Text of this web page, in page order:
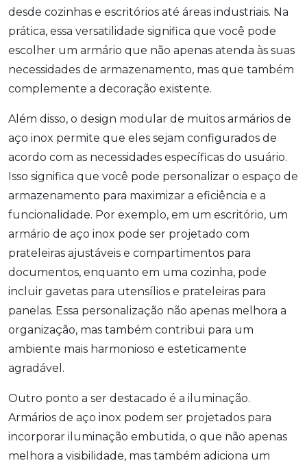
desde cozinhas e escritórios até áreas industriais. Na
prática, essa versatilidade significa que você pode
escolher um armário que não apenas atenda às suas
necessidades de armazenamento, mas que também
complemente a decoração existente.
Além disso, o design modular de muitos armários de
aço inox permite que eles sejam configurados de
acordo com as necessidades específicas do usuário.
Isso significa que você pode personalizar o espaço de
armazenamento para maximizar a eficiência e a
funcionalidade. Por exemplo, em um escritório, um
armário de aço inox pode ser projetado com
prateleiras ajustáveis e compartimentos para
documentos, enquanto em uma cozinha, pode
incluir gavetas para utensílios e prateleiras para
panelas. Essa personalização não apenas melhora a
organização, mas também contribui para um
ambiente mais harmonioso e esteticamente
agradável.
Outro ponto a ser destacado é a iluminação.
Armários de aço inox podem ser projetados para
incorporar iluminação embutida, o que não apenas
melhora a visibilidade, mas também adiciona um